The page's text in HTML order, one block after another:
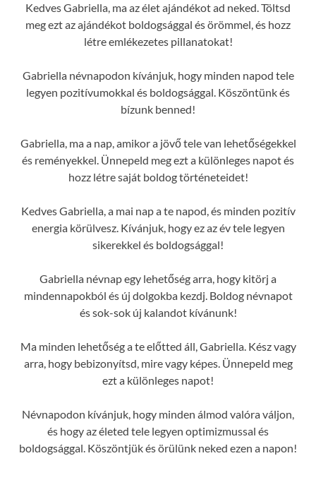
Kedves Gabriella, ma az élet ajándékot ad neked. Töltsd
meg ezt az ajándékot boldogsággal és örömmel, és hozz
létre emlékezetes pillanatokat!
Gabriella névnapodon kívánjuk, hogy minden napod tele
legyen pozitívumokkal és boldogsággal. Köszöntünk és
bízunk benned!
Gabriella, ma a nap, amikor a jövő tele van lehetőségekkel
és reményekkel. Ünnepeld meg ezt a különleges napot és
hozz létre saját boldog történeteidet!
Kedves Gabriella, a mai nap a te napod, és minden pozitív
energia körülvesz. Kívánjuk, hogy ez az év tele legyen
sikerekkel és boldogsággal!
Gabriella névnap egy lehetőség arra, hogy kitörj a
mindennapokból és új dolgokba kezdj. Boldog névnapot
és sok-sok új kalandot kívánunk!
Ma minden lehetőség a te előtted áll, Gabriella. Kész vagy
arra, hogy bebizonyítsd, mire vagy képes. Ünnepeld meg
ezt a különleges napot!
Névnapodon kívánjuk, hogy minden álmod valóra váljon,
és hogy az életed tele legyen optimizmussal és
boldogsággal. Köszöntjük és örülünk neked ezen a napon!